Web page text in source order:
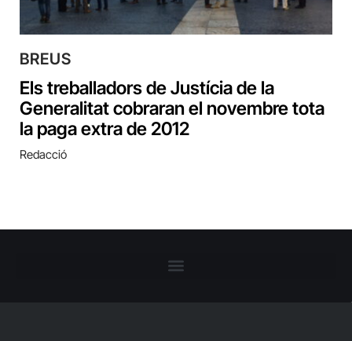
BREUS
Els treballadors de Justícia de la
Generalitat cobraran el novembre tota
la paga extra de 2012
Redacció